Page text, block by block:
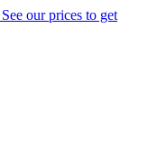
See our prices to get